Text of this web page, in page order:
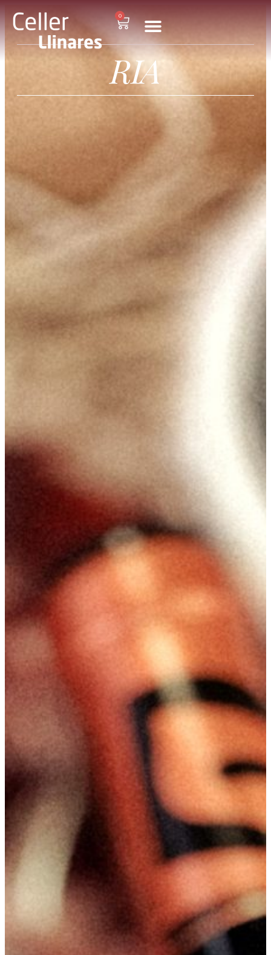
0
RIA